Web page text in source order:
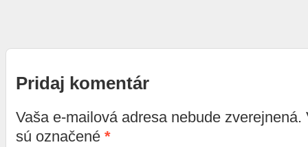
Pridaj komentár
Vaša e-mailová adresa nebude zverejnená.
sú označené *